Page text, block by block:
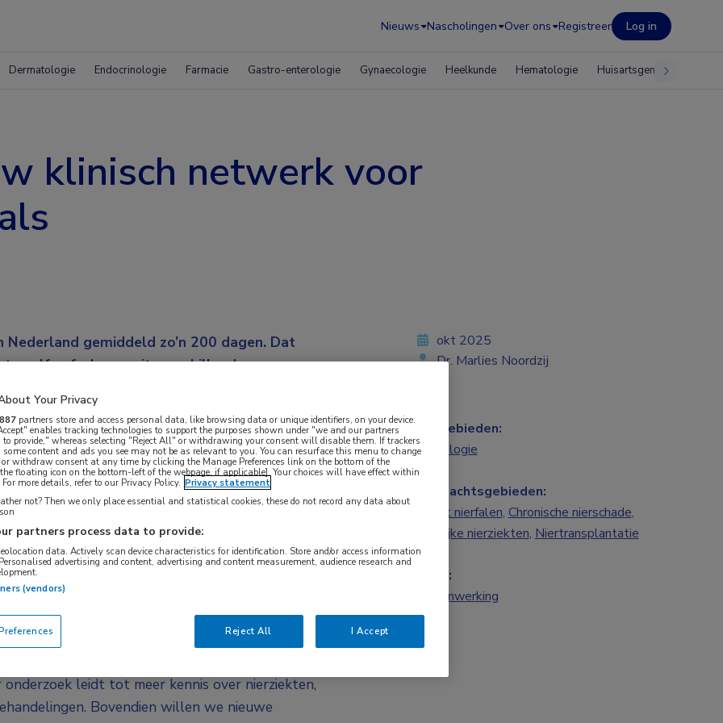
Nieuws Nascholingen Over ons Registreer Log in
Dermatologie Endocrinologie Farmacie Gastro-enterologie Gynaecologie Heelkunde Hematologie Huisartsgeneeskunde
klinisch netwerk voor
gemiddeld zo’n 200 dagen. Dat
twaalf nefrologen uit verschillende
het initiatief om een klinisch
te richten: Nefrologie Research Organisatie
vertelt dr. Gurbey Ocak. Hij is nefroloog
van de 12 oprichters van NEFRO-NL. “Het is
afzonderlijk van alles geregeld moet worden.
trial agreements (CTA) en
NL de gezamenlijke uitvoering van klinische
uit te voeren. Zo kan kostbare tijd
studies makkelijker te maken voor artsen,
de mogelijkheid hebben om mee te doen aan
leidt tot meer kennis over nierziekten,
Bovendien willen we nieuwe
okt 2025
Dr. Marlies Noordzij
Vakgebieden:
Nefrologie
Aandachtsgebieden:
Acuut nierfalen, Chronische nierschade,
Erfelijke nierziekten, Niertransplantatie
Tags:
samenwerking
Your Privacy
887 partners store and access personal data, like browsing data or unique identifiers, on your device.
enables tracking technologies to support the purposes shown under "we and our partners
to provide," whereas selecting "Reject All" or withdrawing your consent will disable them. If trackers
some content and ads you see may not be as relevant to you. You can resurface this menu to change
or withdraw consent at any time by clicking the Manage Preferences link on the bottom of the
floating icon on the bottom-left of the webpage, if applicable]. Your choices will have effect within
more details, refer to our Privacy Policy. Privacy statement
not? Then we only place essential and statistical cookies, these do not record any data about
partners process data to provide:
data. Actively scan device characteristics for identification. Store and/or access information
advertising and content, advertising and content measurement, audience research and
(vendors)
Reject All I Accept